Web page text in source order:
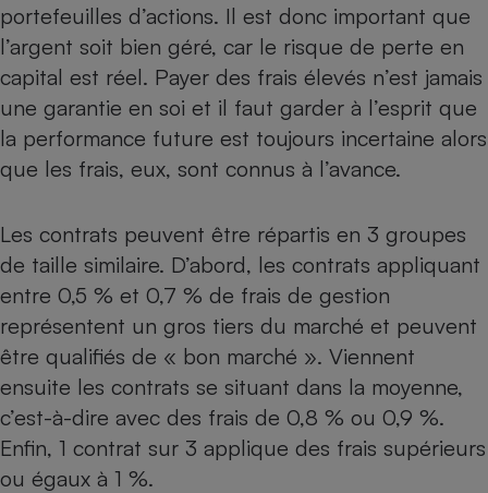
portefeuilles d’actions. Il est donc important que
l’argent soit bien géré, car le risque de perte en
capital est réel. Payer des frais élevés n’est jamais
une garantie en soi et il faut garder à l’esprit que
la performance future est toujours incertaine alors
que les frais, eux, sont connus à l’avance.
Les contrats peuvent être répartis en 3 groupes
de taille similaire. D’abord, les contrats appliquant
entre 0,5 % et 0,7 % de frais de gestion
représentent un gros tiers du marché et peuvent
être qualifiés de « bon marché ». Viennent
ensuite les contrats se situant dans la moyenne,
c’est-à-dire avec des frais de 0,8 % ou 0,9 %.
Enfin, 1 contrat sur 3 applique des frais supérieurs
ou égaux à 1 %.